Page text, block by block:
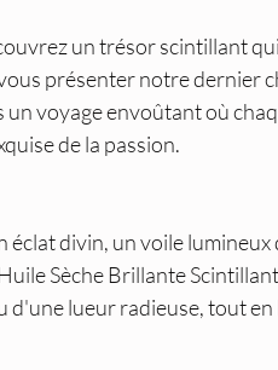
un trésor scintillant
présenter notre dernier
un voyage envoûtant où
de la passion.
éclat divin, un voile
Sèche Brillante
d'une lueur radieuse, tout